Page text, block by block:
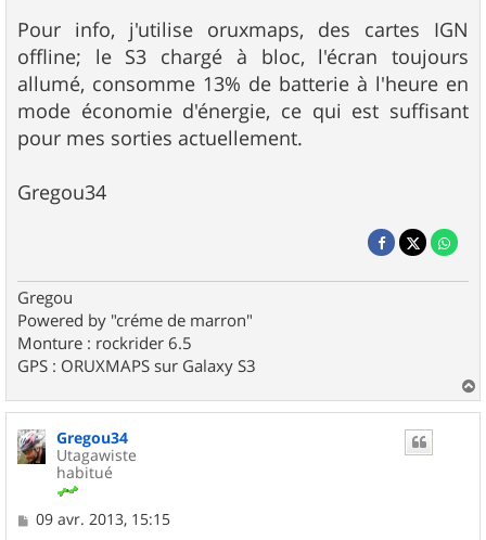
Pour info, j'utilise oruxmaps, des cartes IGN
offline; le S3 chargé à bloc, l'écran toujours
allumé, consomme 13% de batterie à l'heure en
mode économie d'énergie, ce qui est suffisant
pour mes sorties actuellement.
Gregou34
Gregou
Powered by "créme de marron"
Monture : rockrider 6.5
GPS : ORUXMAPS sur Galaxy S3
a
u
Gregou34
Utagawiste
habitué
M
09 avr. 2013, 15:15